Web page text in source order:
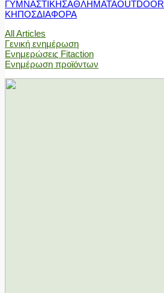
ΓΥΜΝΑΣΤΙΚΗΣΑΘΛΗΜΑΤΑ
ΚΗΠΟΣΔΙΑΦΟΡΑ
All Articles
Γενική ενημέρωση
Ενημερώσεις Fitaction
Ενημέρωση προϊόντων